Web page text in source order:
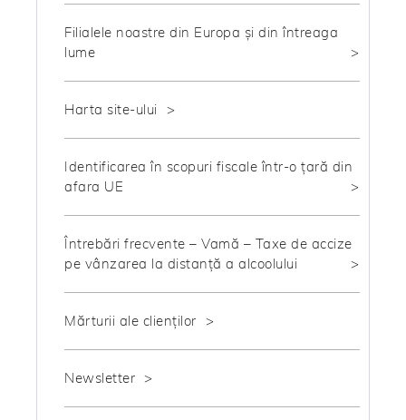
Filialele noastre din Europa și din întreaga
lume
Harta site-ului
Identificarea în scopuri fiscale într-o țară din
afara UE
Întrebări frecvente – Vamă – Taxe de accize
pe vânzarea la distanță a alcoolului
Mărturii ale clienților
Newsletter